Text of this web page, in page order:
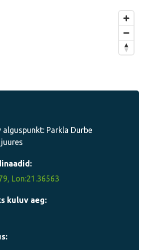
Parkla Durbe
Lon:21.36563
kuluv aeg: